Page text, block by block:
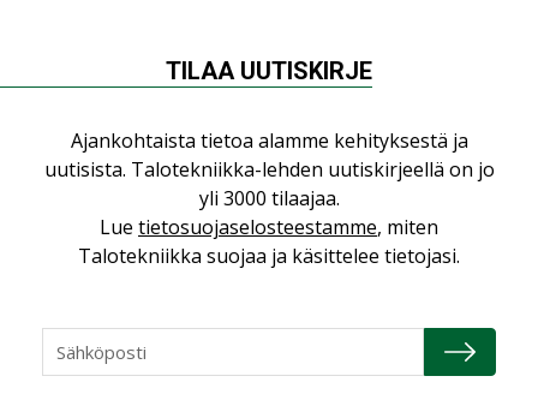
Jaa:
HOMEKOIRA HOMEONGELMA
HOMETALO
TILAA UUTISKIRJE
Ajankohtaista tietoa alamme kehityksestä ja
uutisista. Talotekniikka-lehden uutiskirjeellä on jo
yli 3000 tilaajaa.
Lue tietosuojaselosteestamme, miten
Talotekniikka suojaa ja käsittelee tietojasi.